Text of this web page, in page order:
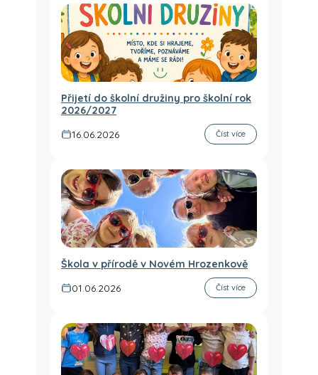
Přijetí do školní družiny pro školní rok
2026/2027
16.06.2026
Číst více
Škola v přírodě v Novém Hrozenkově
01.06.2026
Číst více